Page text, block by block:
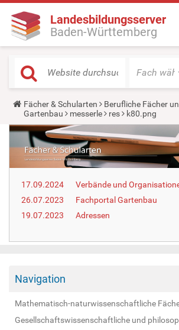
Landesbildungsserver
Baden-Württemberg
Fach
Y
o
u
a
e
h
e
e
:
Fächer & Schularten
Berufliche Fächer
Gartenbau
messerle res k80.png
17.09.2024
Verbände und
26.07.2023
Fachportal Gartenbau
19.07.2023
Adressen
Navigation
Mathematisch-naturwissenschaftliche
Gesellschaftswissenschaftliche und